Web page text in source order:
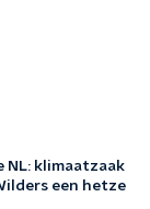
NL: klimaatzaak
een hetze